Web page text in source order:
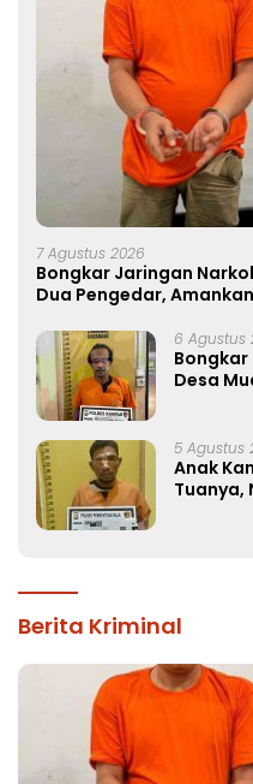
7 Agustus 2026
Bongkar Jaringan
Dua Pengedar,
6 Agustus
Bongkar
Desa
5 Agustus
Anak
Tuanya,
Berita Kriminal